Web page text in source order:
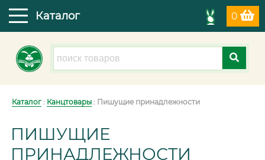
0
Каталог
Каталог: Канцтовары : Пишущие принадлежности
ПИШУЩИЕ
ПРИНАДЛЕЖНОСТИ